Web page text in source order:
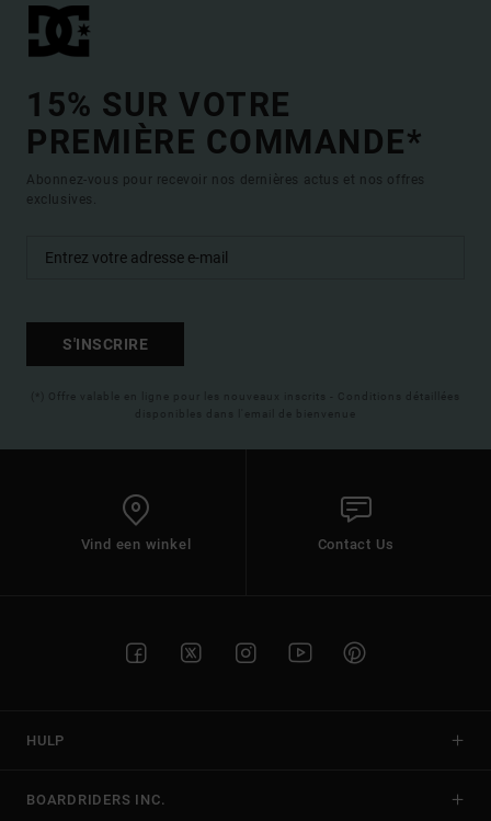
15% SUR VOTRE
PREMIÈRE COMMANDE*
Abonnez-vous pour recevoir nos dernières actus et nos offres
exclusives.
S'INSCRIRE
(*) Offre valable en ligne pour les nouveaux inscrits - Conditions détaillées
disponibles dans l'email de bienvenue
Vind een winkel Contact Us
HULP
BOARDRIDERS INC.